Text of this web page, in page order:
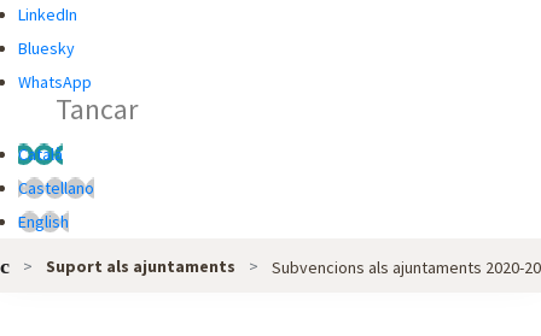
L
O
B
A
LinkedIn
Bluesky
WhatsApp
Tancar
Català
Castellano
English
Suport als ajuntaments Subvencions als ajuntaments 2020-